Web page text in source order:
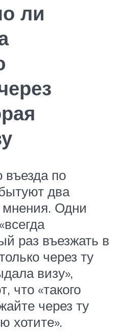
ли
въезда по
два
Одни
раз въезжать в
через ту
визу»,
что «такого
через ту
хотите».